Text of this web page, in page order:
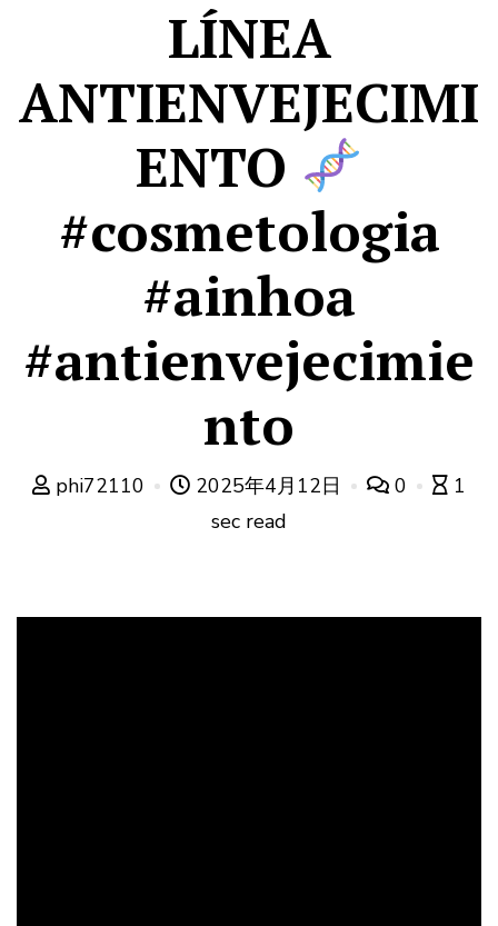
LÍNEA
ANTIENVEJECIMI
ENTO
#cosmetologia
#ainhoa
#antienvejecimie
nto
phi72110 2025年4月12日 0
1
sec read